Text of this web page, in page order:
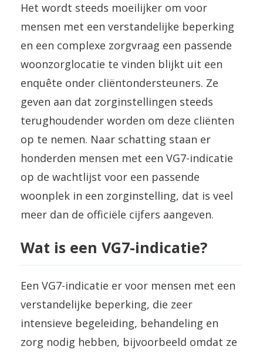
Het wordt steeds moeilijker om voor
mensen met een verstandelijke beperking
en een complexe zorgvraag een passende
woonzorglocatie te vinden blijkt uit een
enquête onder cliëntondersteuners. Ze
geven aan dat zorginstellingen steeds
terughoudender worden om deze cliënten
op te nemen. Naar schatting staan er
honderden mensen met een VG7-indicatie
op de wachtlijst voor een passende
woonplek in een zorginstelling, dat is veel
meer dan de officiële cijfers aangeven.
Wat is een VG7-indicatie?
Een VG7-indicatie er voor mensen met een
verstandelijke beperking, die zeer
intensieve begeleiding, behandeling en
zorg nodig hebben, bijvoorbeeld omdat ze